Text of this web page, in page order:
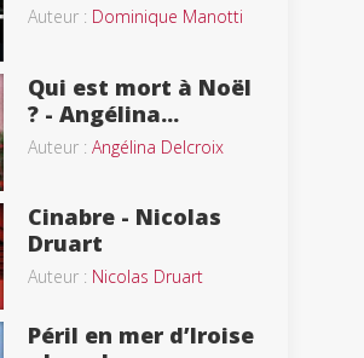
Auteur : Dominique Manotti
Qui est mort à Noël
? - Angélina...
Auteur : Angélina Delcroix
Cinabre - Nicolas
Druart
Auteur : Nicolas Druart
Péril en mer d’Iroise